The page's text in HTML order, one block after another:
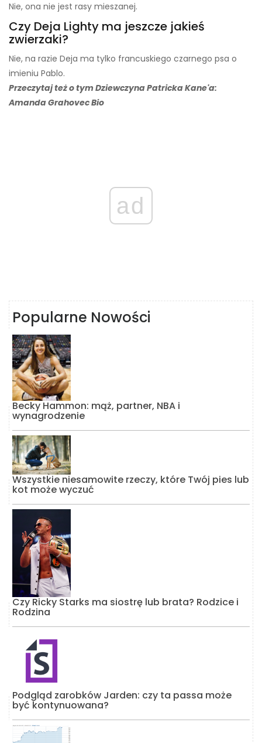
Nie, ona nie jest rasy mieszanej.
Czy Deja Lighty ma jeszcze jakieś
zwierzaki?
Nie, na razie Deja ma tylko francuskiego czarnego psa o
imieniu Pablo.
Przeczytaj też o tym Dziewczyna Patricka Kane'a: ​​
Amanda Grahovec Bio
ad
Popularne Nowości
Becky Hammon: mąż, partner, NBA i
wynagrodzenie
Wszystkie niesamowite rzeczy, które Twój pies lub
kot może wyczuć
Czy Ricky Starks ma siostrę lub brata? Rodzice i
Rodzina
Podgląd zarobków Jarden: czy ta passa może
być kontynuowana?